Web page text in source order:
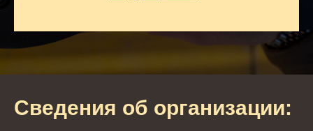
Сведения об организации: